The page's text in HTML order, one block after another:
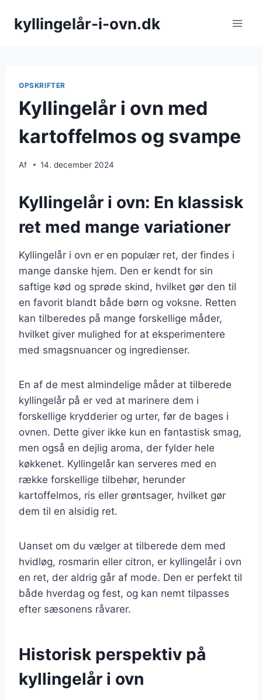
kyllingelår-i-ovn.dk
OPSKRIFTER
Kyllingelår i ovn med
kartoffelmos og svampe
Af 14. december 2024
Kyllingelår i ovn: En klassisk
ret med mange variationer
Kyllingelår i ovn er en populær ret, der findes i
mange danske hjem. Den er kendt for sin
saftige kød og sprøde skind, hvilket gør den til
en favorit blandt både børn og voksne. Retten
kan tilberedes på mange forskellige måder,
hvilket giver mulighed for at eksperimentere
med smagsnuancer og ingredienser.
En af de mest almindelige måder at tilberede
kyllingelår på er ved at marinere dem i
forskellige krydderier og urter, før de bages i
ovnen. Dette giver ikke kun en fantastisk smag,
men også en dejlig aroma, der fylder hele
køkkenet. Kyllingelår kan serveres med en
række forskellige tilbehør, herunder
kartoffelmos, ris eller grøntsager, hvilket gør
dem til en alsidig ret.
Uanset om du vælger at tilberede dem med
hvidløg, rosmarin eller citron, er kyllingelår i ovn
en ret, der aldrig går af mode. Den er perfekt til
både hverdag og fest, og kan nemt tilpasses
efter sæsonens råvarer.
Historisk perspektiv på
kyllingelår i ovn